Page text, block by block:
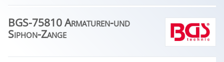
BGS-75810 Armaturen-und
Siphon-Zange